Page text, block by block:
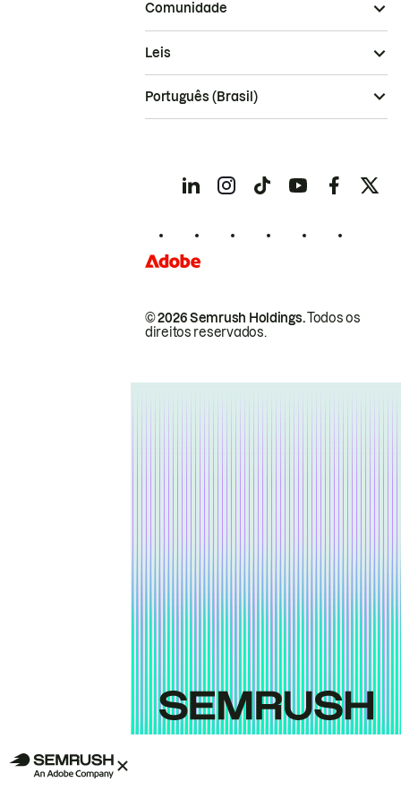
Comunidade
© 2026 Semrush Holdings.Todos os
direitos reservados.
Leis
Português (Brasil)